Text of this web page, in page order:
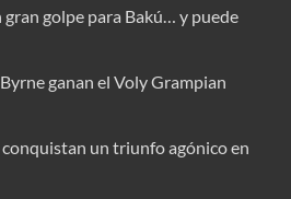
golpe para Bakú… y puede
ganan el Voly Grampian
un triunfo agónico en